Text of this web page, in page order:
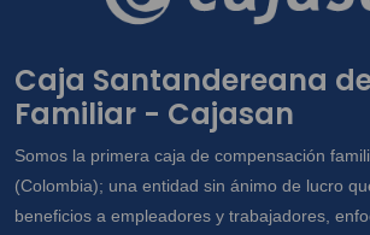
Caja Santandereana
Familiar - Cajasan
Somos la primera caja de compensación
(Colombia); una entidad sin ánimo de lucro
beneficios a empleadores y trabajadores,